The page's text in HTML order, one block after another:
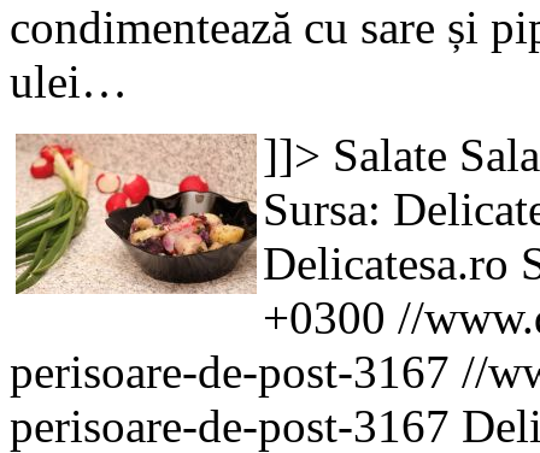
condimentează cu sare și
ulei…
]]> Salate
Sursa:
Delicatesa.ro
+0300 //
perisoare-de-post-3167 //
perisoare-de-post-3167